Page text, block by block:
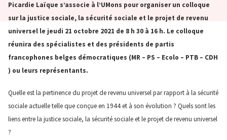
Picardie Laïque s’associe à l’UMons pour organiser un colloque
sur la justice sociale, la sécurité sociale et le projet de revenu
universel le jeudi 21 octobre 2021 de 8 h 30 à 16 h. Le colloque
réunira des spécialistes et des présidents de partis
francophones belges démocratiques (MR – PS – Ecolo – PTB – CDH
) ou leurs représentants.
Quelle est la pertinence du projet de revenu universel par rapport à la sécurité
sociale actuelle telle que conçue en 1944 et à son évolution ? Quels sont les
liens entre la justice sociale, la sécurité sociale et le projet de revenu universel
?